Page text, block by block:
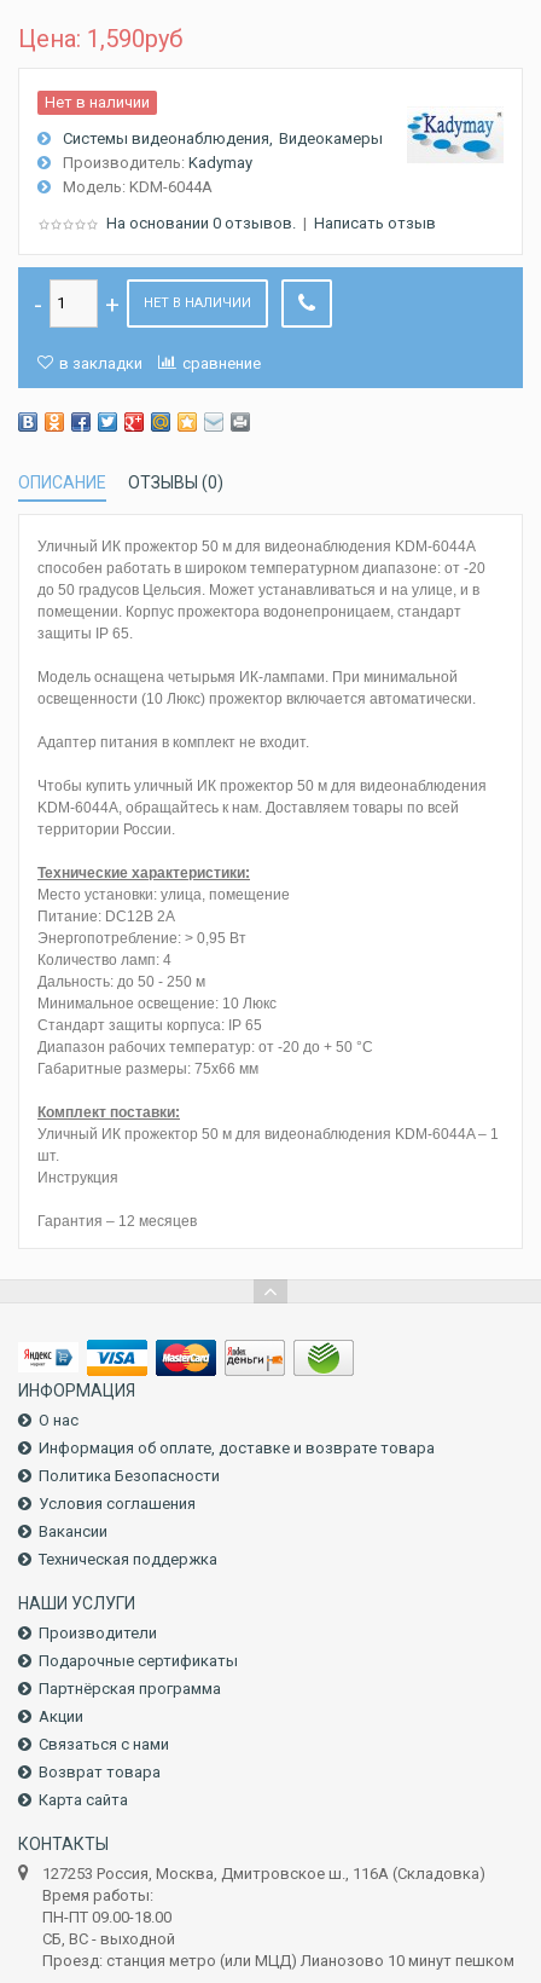
Цена: 1,590руб
Нет в наличии
Системы видеонаблюдения Видеокамеры
Производитель: Kadymay
Модель: KDM-6044A
На основании 0 отзывов. | Написать отзыв
НЕТ В НАЛИЧИИ
в закладки сравнение
ОПИСАНИЕ ОТЗЫВЫ (0)
Уличный ИК прожектор 50 м для видеонаблюдения KDM-6044A
способен работать в широком температурном диапазоне: от -20
до 50 градусов Цельсия. Может устанавливаться и на улице, и в
помещении. Корпус прожектора водонепроницаем, стандарт
защиты IP 65.
Модель оснащена четырьмя ИК-лампами. При минимальной
освещенности (10 Люкс) прожектор включается автоматически.
Адаптер питания в комплект не входит.
Чтобы купить уличный ИК прожектор 50 м для видеонаблюдения
KDM-6044A, обращайтесь к нам. Доставляем товары по всей
территории России.
Технические характеристики:
Место установки: улица, помещение
Питание: DC12В 2A
Энергопотребление: > 0,95 Вт
Количество ламп: 4
Дальность: до 50 - 250 м
Минимальное освещение: 10 Люкс
Стандарт защиты корпуса: IP 65
Диапазон рабочих температур: от -20 до + 50 °С
Габаритные размеры: 75х66 мм
Комплект поставки:
Уличный ИК прожектор 50 м для видеонаблюдения KDM-6044A – 1
шт.
Инструкция
Гарантия – 12 месяцев
ИНФОРМАЦИЯ
О нас
Информация об оплате, доставке и возврате товара
Политика Безопасности
Условия соглашения
Вакансии
Техническая поддержка
НАШИ УСЛУГИ
Производители
Подарочные сертификаты
Партнёрская программа
Акции
Связаться с нами
Возврат товара
Карта сайта
КОНТАКТЫ
127253 Россия, Москва, Дмитровское ш., 116А (Складовка)
Время работы:
ПН-ПТ 09.00-18.00
СБ, ВС - выходной
Проезд: станция метро (или МЦД) Лианозово 10 минут пешком